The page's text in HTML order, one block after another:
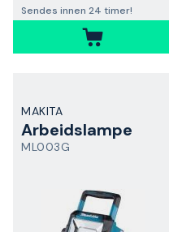
Sendes innen 24 timer!
MAKITA
Arbeidslampe
ML003G